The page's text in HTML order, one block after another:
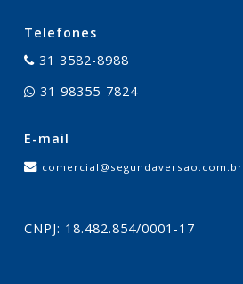
Telefones
31 3582-8988
31 98355-7824
E-mail
comercial@segundaversao.com.br
CNPJ: 18.482.854/0001-17